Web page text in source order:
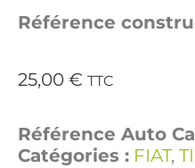
Référence
25,00 € TTC
Référence Auto
Catégories : FIAT,